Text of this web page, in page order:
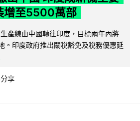
增至5500萬部
產線由中國轉往印度，目標兩年內將
。印度政府推出關稅豁免及稅務優惠延
分享